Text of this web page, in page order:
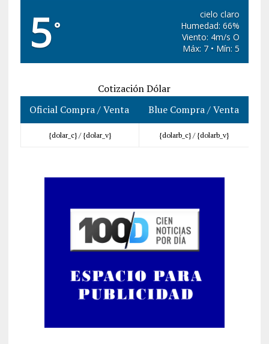
5°
cielo claro
Humedad: 66%
Viento: 4m/s O
Máx: 7 • Mín: 5
Cotización Dólar
Oficial Compra / Venta
Blue Compra / Venta
{dolar_c} / {dolar_v} {dolarb_c} / {dolarb_v}